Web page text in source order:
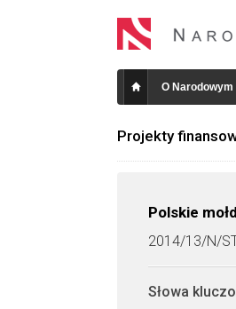
O
Projekty
Polskie
2014/13/N/
Słowa